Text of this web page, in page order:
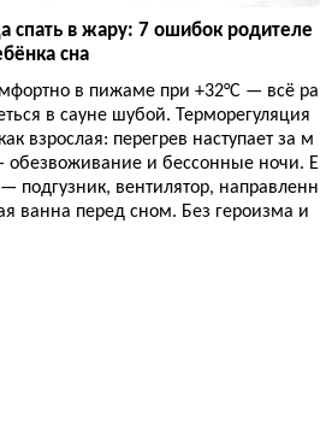
спать в жару: 7 ошибок родителе
сна
в пижаме при +32°C — всё ра
в сауне шубой. Терморегуляция
взрослая: перегрев наступает за м
обезвоживание и бессонные ночи. Е
подгузник, вентилятор, направленн
ванна перед сном. Без героизма и